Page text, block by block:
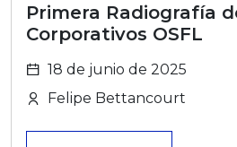
Primera Radiografía
Corporativos OSFL
18 de junio de 2025
Felipe Bettancourt